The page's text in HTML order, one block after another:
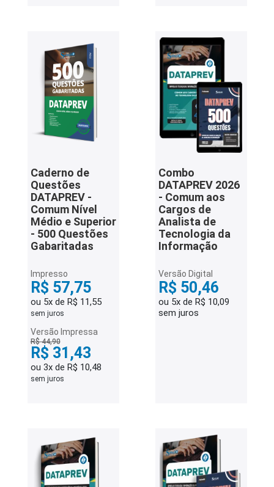
Caderno de
Questões
DATAPREV -
Comum Nível
Médio e Superior
- 500 Questões
Gabaritadas
Impresso
R$ 57,75
ou 5x de R$ 11,55
sem juros
Versão Impressa
R$ 44,90
R$ 31,43
ou 3x de R$ 10,48
sem juros
Combo
DATAPREV 2026
- Comum aos
Cargos de
Analista de
Tecnologia da
Informação
Versão Digital
R$ 50,46
ou 5x de R$ 10,09
sem juros